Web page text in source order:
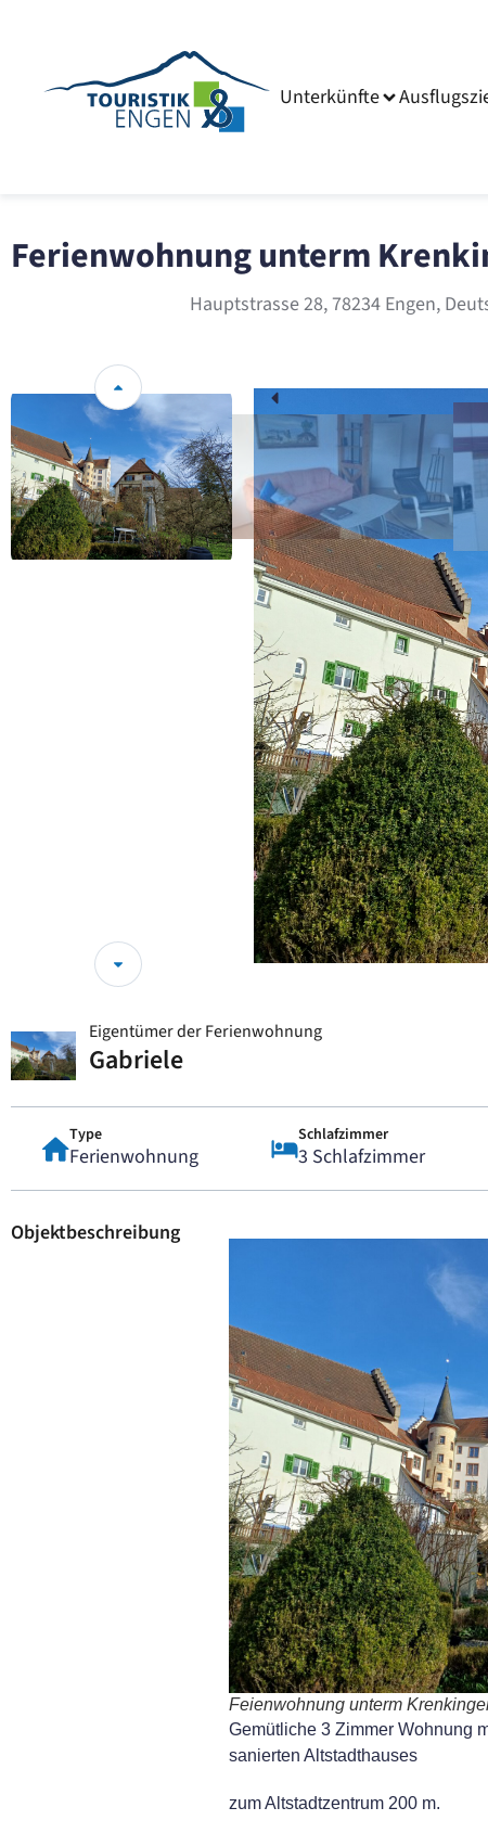
Unterkünfte
Ferienwohnung unterm
Hauptstrasse 28, 78234 Engen,
Eigentümer der Ferienwohnung
Gabriele
Type
Ferienwohnung
Schlafzimmer
3 Schlafzimmer
Objektbeschreibung
Feienwohnung unterm
Gemütliche 3 Zimmer Wohnung
sanierten Altstadthauses
zum Altstadtzentrum 200 m.